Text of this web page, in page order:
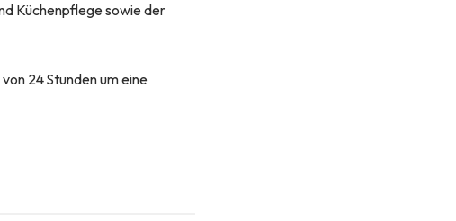
Küchenpflege sowie der
24 Stunden um eine